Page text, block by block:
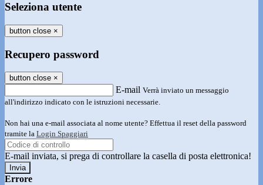
Seleziona utente
button close ×
Recupero password
button close ×
E-mail Verrà inviato un messaggio
all'indirizzo indicato con le istruzioni necessarie.
Non hai una e-mail associata al nome utente? Effettua il reset della password
tramite la Login Spaggiari
E-mail inviata, si prega di controllare la casella di posta elettronica!
Errore